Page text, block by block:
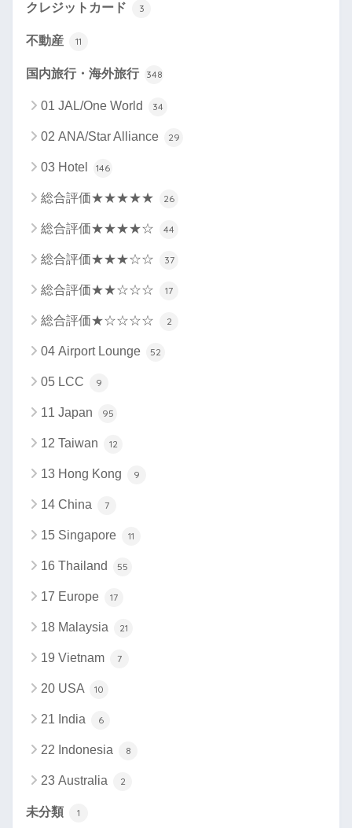
クレジットカード 3
不動産 11
国内旅行・海外旅行 348
01 JAL/One World 34
02 ANA/Star Alliance 29
03 Hotel 146
総合評価★★★★★ 26
総合評価★★★★☆ 44
総合評価★★★☆☆ 37
総合評価★★☆☆☆ 17
総合評価★☆☆☆☆ 2
04 Airport Lounge 52
05 LCC 9
11 Japan 95
12 Taiwan 12
13 Hong Kong 9
14 China 7
15 Singapore 11
16 Thailand 55
17 Europe 17
18 Malaysia 21
19 Vietnam 7
20 USA 10
21 India 6
22 Indonesia 8
23 Australia 2
未分類 1